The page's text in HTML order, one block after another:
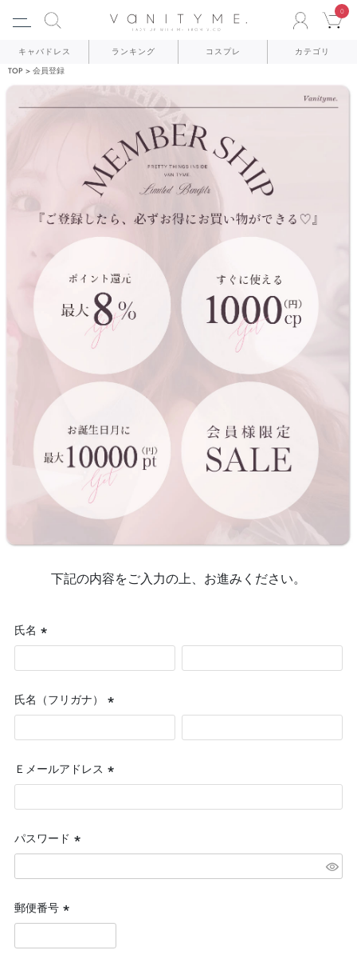
0
キャバドレス ランキング コスプレ カテゴリ
TOP 会員登録
下記の内容をご入力の上、お進みください。
氏名
(必
須)
氏名（フリガナ）
(必
須)
Ｅメールアドレス
(必
須)
パスワード
(必
須)
郵便番号
(必
須)